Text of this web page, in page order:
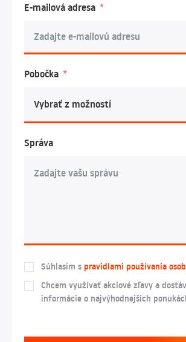
E-mailová adresa
Pobočka
Správa
Súhlasím s pravidlami používania
Chcem využívať akciové zľavy a
informácie o najvýhodnejších